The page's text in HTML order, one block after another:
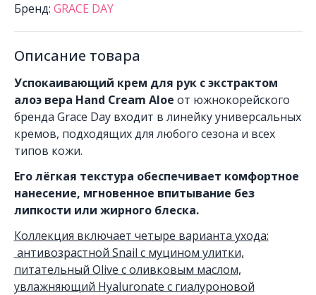
Бренд: GRACE DAY
Описание товара
Успокаивающий крем для рук с экстрактом
алоэ вера Hand Cream Aloe от южнокорейского
бренда Grace Day входит в линейку универсальных
кремов, подходящих для любого сезона и всех
типов кожи.
Его лёгкая текстура обеспечивает комфортное
нанесение, мгновенное впитывание без
липкости или жирного блеска.
Коллекция включает четыре варианта ухода:
антивозрастной Snail с муцином улитки,
питательный Olive с оливковым маслом,
увлажняющий Hyaluronate с гиалуроновой